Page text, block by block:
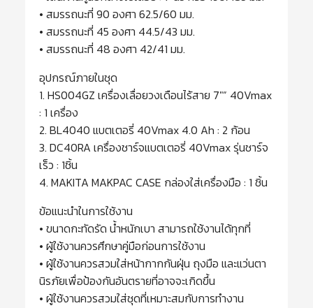
• สมรรถนะที่ 90 องศา 62.5/60 มม.
• สมรรถนะที่ 45 องศา 44.5/43 มม.
• สมรรถนะที่ 48 องศา 42/41 มม.
อุปกรณ์ภายในชุด
1. HS004GZ เครื่องเลื่อยวงเดือนไร้สาย 7″” 40Vmax
: 1 เครื่อง
2. BL4040 แบตเตอรี่ 40Vmax 4.0 Ah : 2 ก้อน
3. DC40RA เครื่องชาร์จแบตเตอรี่ 40Vmax รุ่นชาร์จ
เร็ว : 1ชิ้น
4. MAKITA MAKPAC CASE กล่องใส่เครื่องมือ : 1 ชิ้น
ข้อแนะนำในการใช้งาน
• ขนาดกะทัดรัด น้ำหนักเบา สามารถใช้งานได้ทุกที่
• ผู้ใช้งานควรศึกษาคู่มือก่อนการใช้งาน
• ผู้ใช้งานควรสวมใส่หน้ากากกันฝุ่น ถุงมือ และแว่นตา
นิรภัยเพื่อป้องกันอันตรายที่อาจจะเกิดขึ้น
• ผู้ใช้งานควรสวมใส่ชุดที่เหมาะสมกับการทำงาน